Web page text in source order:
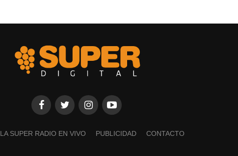
LA SUPER RADIO EN VIVO PUBLICIDAD CONTACTO